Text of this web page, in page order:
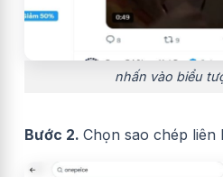
nhấn vào biểu
Bước 2. Chọn sao chép liên